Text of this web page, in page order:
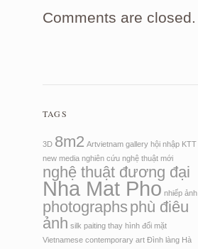
Comments are closed.
TAGS
3D 8m2 Artvietnam gallery hội nhập KTT
new media nghiên cứu nghệ thuật mới
nghệ thuật đương đại
Nha Mat Pho nhiếp ảnh
photographs phù điêu
ảnh silk paiting thay hình đổi mặt
Vietnamese contemporary art Đình làng Hà